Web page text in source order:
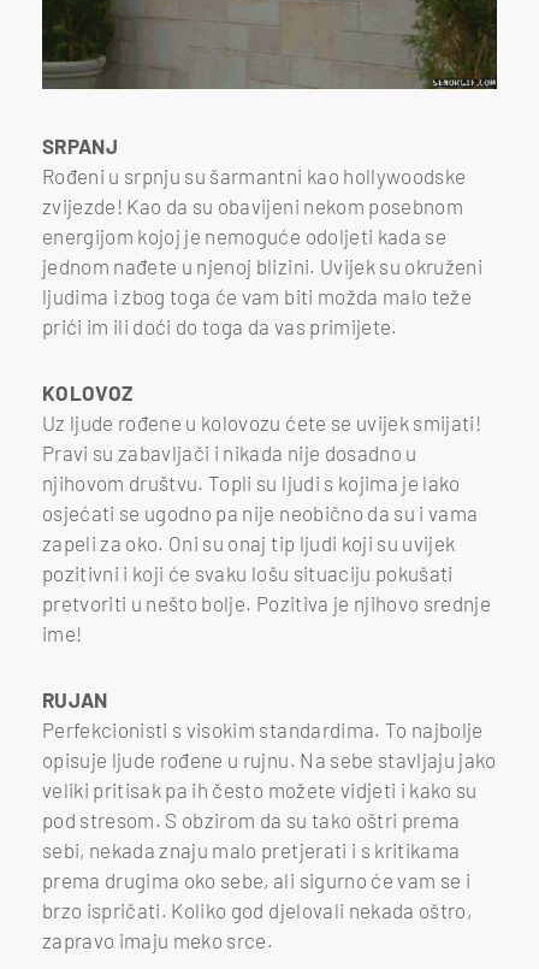
SRPANJ
Rođeni u srpnju su šarmantni kao hollywoodske
zvijezde! Kao da su obavijeni nekom posebnom
energijom kojoj je nemoguće odoljeti kada se
jednom nađete u njenoj blizini. Uvijek su okruženi
ljudima i zbog toga će vam biti možda malo teže
prići im ili doći do toga da vas primijete.
KOLOVOZ
Uz ljude rođene u kolovozu ćete se uvijek smijati!
Pravi su zabavljači i nikada nije dosadno u
njihovom društvu. Topli su ljudi s kojima je lako
osjećati se ugodno pa nije neobično da su i vama
zapeli za oko. Oni su onaj tip ljudi koji su uvijek
pozitivni i koji će svaku lošu situaciju pokušati
pretvoriti u nešto bolje. Pozitiva je njihovo srednje
ime!
RUJAN
Perfekcionisti s visokim standardima. To najbolje
opisuje ljude rođene u rujnu. Na sebe stavljaju jako
veliki pritisak pa ih često možete vidjeti i kako su
pod stresom. S obzirom da su tako oštri prema
sebi, nekada znaju malo pretjerati i s kritikama
prema drugima oko sebe, ali sigurno će vam se i
brzo ispričati. Koliko god djelovali nekada oštro,
zapravo imaju meko srce.